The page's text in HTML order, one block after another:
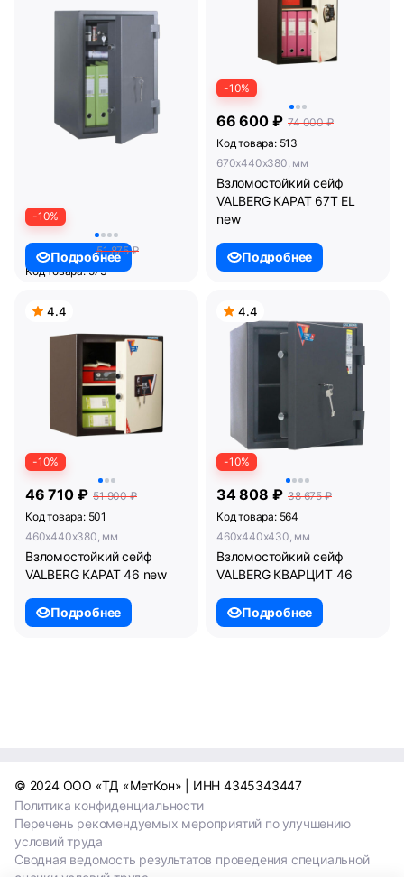
-10%
46 688 ₽51 875 ₽
Код товара: 573
Взломостойкий сейф
Подробнее
-10%
66 600 ₽ 74 000 ₽
Код товара: 513
670x440x380, мм
Взломостойкий сейф
VALBERG КАРАТ 67T EL
new
Подробнее
4.4
-10%
46 710 ₽ 51 900 ₽
Код товара: 501
460x440x380, мм
Взломостойкий сейф
VALBERG КАРАТ 46 new
Подробнее
4.4
-10%
34 808 ₽ 38 675 ₽
Код товара: 564
460x440x430, мм
Взломостойкий сейф
VALBERG КВАРЦИТ 46
Подробнее
© 2024 ООО «ТД «МетКон» | ИНН 4345343447
Политика конфиденциальности
Перечень рекомендуемых мероприятий по улучшению
условий труда
Сводная ведомость результатов проведения специальной